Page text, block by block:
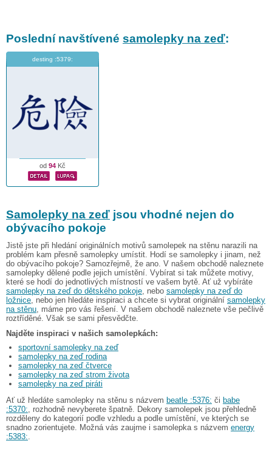
Poslední navštívené samolepky na zeď:
desting :5379:
od 94 Kč
Samolepky na zeď jsou vhodné nejen do
obývacího pokoje
Jistě jste při hledání originálních motivů samolepek na stěnu narazili na
problém kam přesně samolepky umístit. Hodí se samolepky i jinam, než
do obývacího pokoje? Samozřejmě, že ano. V našem obchodě naleznete
samolepky dělené podle jejich umístění. Vybírat si tak můžete motivy,
které se hodí do jednotlivých místností ve vašem bytě. Ať už vybíráte
samolepky na zeď do dětského pokoje , nebo samolepky na zeď do
ložnice , nebo jen hledáte inspiraci a chcete si vybrat originální samolepky
na stěnu , máme pro vás řešení. V našem obchodě naleznete vše pečlivě
roztříděné. Však se sami přesvědčte.
Najděte inspiraci v našich samolepkách:
sportovní samolepky na zeď
samolepky na zeď rodina
samolepky na zeď čtverce
samolepky na zeď strom života
samolepky na zeď piráti
Ať už hledáte samolepky na stěnu s názvem beatle :5376: či babe
:5370: , rozhodně nevyberete špatně. Dekory samolepek jsou přehledně
rozděleny do kategorií podle vzhledu a podle umístění, ve kterých se
snadno zorientujete. Možná vás zaujme i samolepka s názvem energy
:5383: